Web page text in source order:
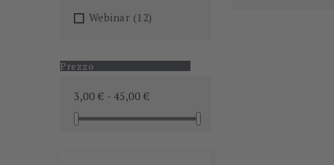
Webinar (12)
Prezzo
3,00 € - 45,00 €